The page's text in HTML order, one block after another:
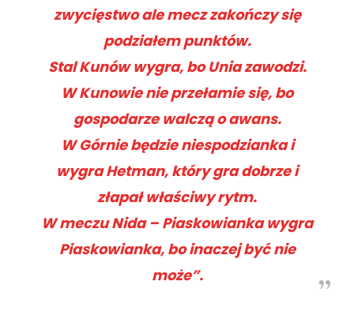
zwycięstwo ale mecz zakończy się
podziałem punktów.
Stal Kunów wygra, bo Unia zawodzi.
W Kunowie nie przełamie się, bo
gospodarze walczą o awans.
W Górnie będzie niespodzianka i
wygra Hetman, który gra dobrze i
złapał właściwy rytm.
W meczu Nida – Piaskowianka wygra
Piaskowianka, bo inaczej być nie
może”.